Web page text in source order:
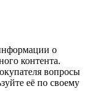
о
контента.
вопросы
её по своему